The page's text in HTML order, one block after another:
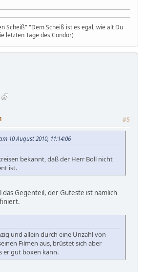
Scheiß" "Dem Scheiß ist es egal, wie alt Du
letzten Tage des Condor)
#5
10 August 2010, 11:14:06
bekannt, daß der Herr Boll nicht
ist.
das Gegenteil, der Guteste ist nämlich
und allein durch eine Unzahl von
Filmen aus, brüstet sich aber
er gut boxen kann.